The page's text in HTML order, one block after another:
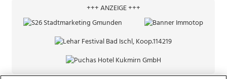
+++ ANZEIGE +++